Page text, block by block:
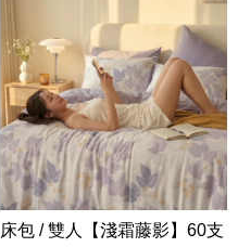
床包 / 雙人【淺霜藤影】60支